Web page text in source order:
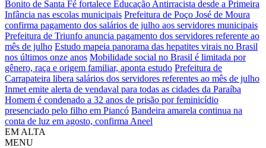
Bonito de Santa Fé fortalece Educação Antirracista desde a Primeira
Infância nas escolas municipais Prefeitura de Poço José de Moura
confirma pagamento dos salários de julho aos servidores municipais
Prefeitura de Triunfo anuncia pagamento dos servidores referente ao
mês de julho Estudo mapeia panorama das hepatites virais no Brasil
nos últimos onze anos Mobilidade social no Brasil é limitada por
gênero, raça e origem familiar, aponta estudo Prefeitura de
Carrapateira libera salários dos servidores referentes ao mês de julho
Inmet emite alerta de vendaval para todas as cidades da Paraíba
Homem é condenado a 32 anos de prisão por feminicídio
presenciado pelo filho em Piancó Bandeira amarela continua na
conta de luz em agosto, confirma Aneel
EM ALTA
MENU